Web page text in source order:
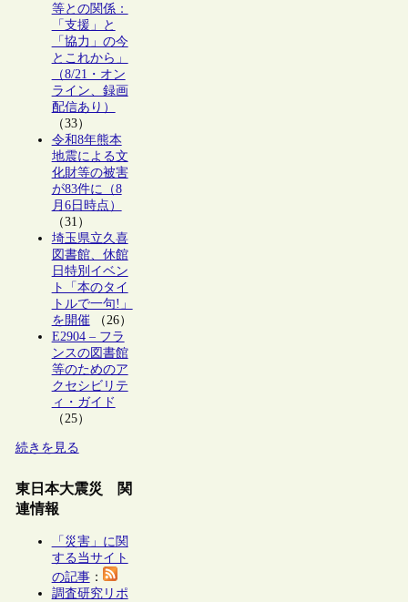
等との関係：
「支援」と
「協力」の今
とこれから」
（8/21・オン
ライン、録画
配信あり）
（33）
令和8年熊本
地震による文
化財等の被害
が83件に（8
月6日時点）
（31）
埼玉県立久喜
図書館、休館
日特別イベン
ト「本のタイ
トルで一句!」
を開催（26）
E2904 – フラ
ンスの図書館
等のためのア
クセシビリテ
ィ・ガイド
（25）
続きを見る
東日本大震災 関
連情報
「災害」に関
する当サイト
の記事：
調査研究リポ